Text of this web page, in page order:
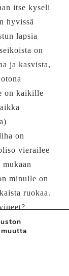
itse kyseli
hyvissä
lapsia
on
ja kasvista,
on kaikille
on
vierailee
minulle on
ruokaa.